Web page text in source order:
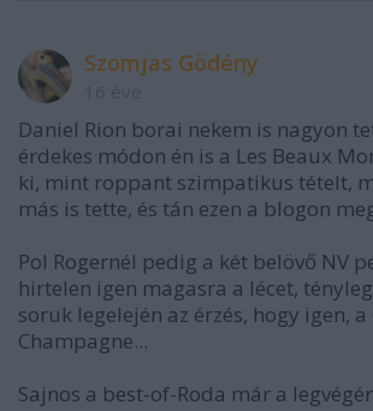
Szomjas Gödény
Daniel Rion borai nekem is nagyon
érdekes módon én is a Les Beaux
ki, mint roppant szimpatikus tételt,
más is tette, és tán ezen a blogon
Pol Rogernél pedig a két belövő NV
hirtelen igen magasra a lécet,
soruk legelején az érzés, hogy igen,
Champagne...
Sajnos a best-of-Roda már a